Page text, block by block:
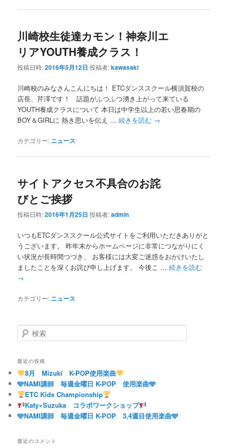
川崎校生徒達カモン！神奈川エ
リアYOUTH養成クラス！
投稿日時:2016年5月12日 投稿者:kawasaki
川崎校のみなさんこんにちは！ ETCダンススクール横須賀校の
店長、芹澤です！ 話題がふつふつ湧き上がって来ている
YOUTH養成クラスについて 本日は中学生以上の若い思春期の
BOY＆GIRLに 熱き思いを伝え …続きを読む →
カテゴリー: ニュース
サイトアクセス不具合のお詫
びとご挨拶
投稿日時:2016年1月25日 投稿者:admin
いつもETCダンススクール公式サイトをご利用いただきありがと
うございます。 昨年末からホームページに非常につながりにく
い状況が長時間つづき、 お客様には大変ご迷惑をおかけいたし
ましたことを深くお詫び申し上げます。 今後こ …続きを読む
→
カテゴリー: ニュース
検
索
最近の投稿
8月 Mizuki K-POP使用楽曲
🩵NAMI講師 毎週金曜日 K-POP 使用楽曲🩵
ETC Kids Championship
Katy×Suzuka コラボワークショップ
🩵NAMI講師 毎週金曜日 K-POP 3,4週目使用楽曲🩵
最近のコメント